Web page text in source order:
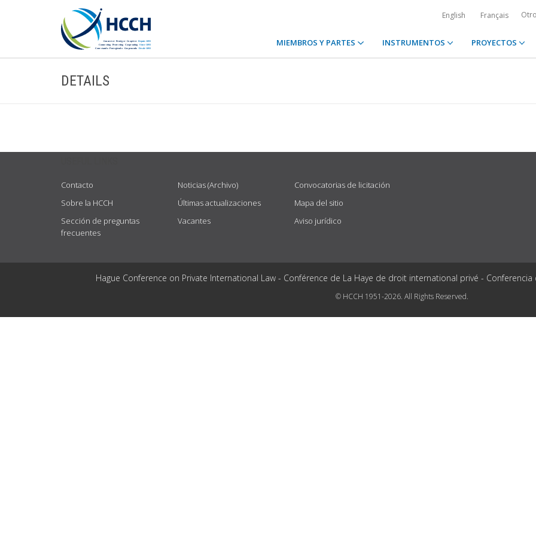
English Français
MIEMBROS Y PARTES INSTRUMENTOS PROYECTOS
DETAILS
Contacto
Sobre la HCCH
Sección de preguntas
frecuentes
Noticias (Archivo)
Últimas actualizaciones
Vacantes
Convocatorias de licitación
Mapa del sitio
Aviso jurídico
Hague Conference on Private International Law - Conférence de La Haye de droit international privé -
© HCCH 1951-2026. All Rights Reserved.